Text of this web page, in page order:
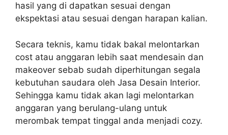
hasil yang di dapatkan sesuai dengan
ekspektasi atau sesuai dengan harapan kalian.
Secara teknis, kamu tidak bakal melontarkan
cost atau anggaran lebih saat mendesain dan
makeover sebab sudah diperhitungan segala
kebutuhan saudara oleh Jasa Desain Interior.
Sehingga kamu tidak akan lagi melontarkan
anggaran yang berulang-ulang untuk
merombak tempat tinggal anda menjadi cozy.